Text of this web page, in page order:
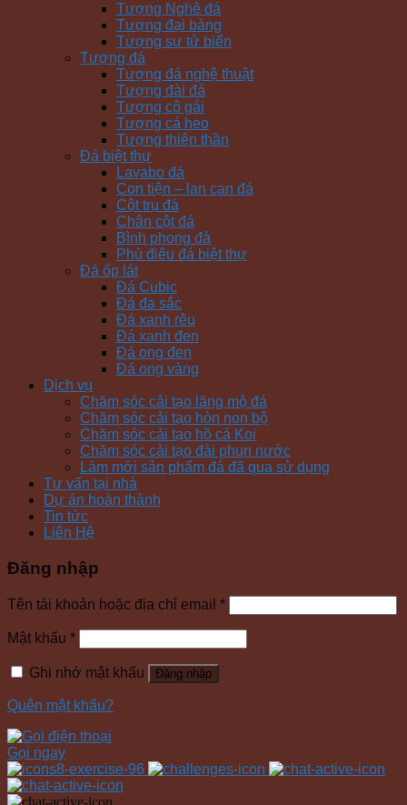
Tượng Nghê đá
Tượng đại bàng
Tượng sư tử biển
Tượng đá
Tượng đá nghệ thuật
Tượng đài đá
Tượng cô gái
Tượng cá heo
Tượng thiên thần
Đá biệt thự
Lavabo đá
Con tiện – lan can đá
Cột trụ đá
Chân cột đá
Bình phong đá
Phù điêu đá biệt thự
Đá ốp lát
Đá Cubic
Đá đa sắc
Đá xanh rêu
Đá xanh đen
Đá ong đen
Đá ong vàng
Dịch vụ
Chăm sóc cải tạo lăng mộ đá
Chăm sóc cải tạo hòn non bộ
Chăm sóc cải tạo hồ cá Koi
Chăm sóc cải tạo đài phun nước
Làm mới sản phẩm đá đã qua sử dụng
Tư vấn tại nhà
Dự án hoàn thành
Tin tức
Liên Hệ
Đăng nhập
Tên tài khoản hoặc địa chỉ email *
Mật khẩu *
Ghi nhớ mật khẩu Đăng nhập
Quên mật khẩu?
Gọi ngay